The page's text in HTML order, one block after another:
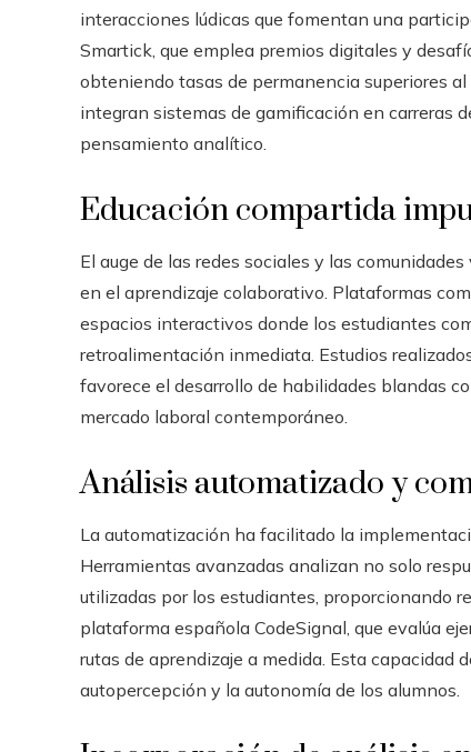
interacciones lúdicas que fomentan una
Smartick, que emplea premios digitales y
obteniendo tasas de permanencia superiores
integran sistemas de gamificación en carreras
pensamiento analítico.
Educación compartida
El auge de las redes sociales y las
en el aprendizaje colaborativo. Plataformas
espacios interactivos donde los estudiantes
retroalimentación inmediata. Estudios
favorece el desarrollo de habilidades blandas
mercado laboral contemporáneo.
Análisis automatizado y
La automatización ha facilitado la
Herramientas avanzadas analizan no solo
utilizadas por los estudiantes, proporcionando
plataforma española CodeSignal, que evalúa
rutas de aprendizaje a medida. Esta
autopercepción y la autonomía de los alumnos.